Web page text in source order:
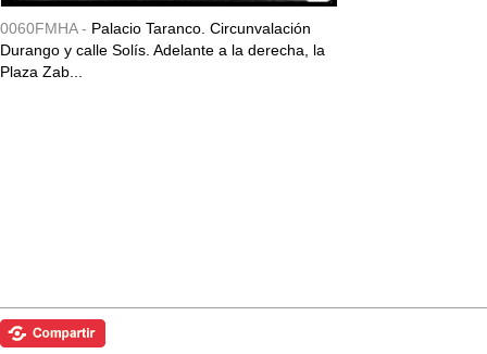
0060FMHA - Palacio Taranco. Circunvalación
Durango y calle Solís. Adelante a la derecha, la
Plaza Zab...